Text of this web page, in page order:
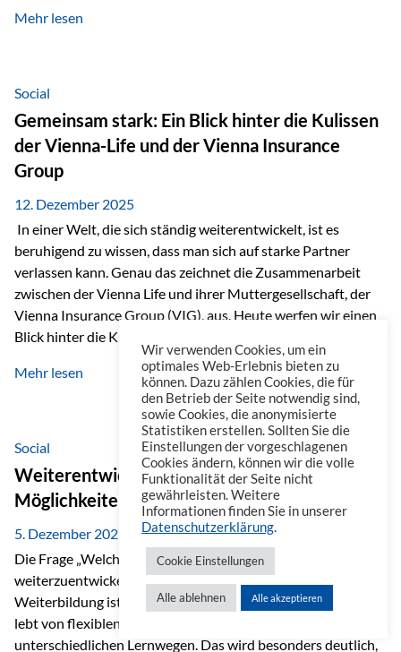
Beispiel verdeutlicht diese Wirkung besonders deutlich.
hinzukommen, spielt nicht nur die Rendite eine Rolle. Auch
steuerliche Effekte haben einen erheblichen Einfluss auf…
Mehr lesen
Social
Gemeinsam stark: Ein Blick hinter die Kulissen
der Vienna-Life und der Vienna Insurance
Group
12. Dezember 2025
In einer Welt, die sich ständig weiterentwickelt, ist es
beruhigend zu wissen, dass man sich auf starke Partner
verlassen kann. Genau das zeichnet die Zusammenarbeit
zwischen der Vienna Life und ihrer Muttergesellschaft, der
Vienna Insurance Group (VIG), aus. Heute werfen wir einen
Blick hinter die Kulissen auf eine Unternehmensgruppe mit
beeindruckender Geschichte, gewachsenem Know-how und
einem stabilen Fundament. Ein starkes Netzwerk in ganz
Europa Die Vienna Insurance Group ist die führende
Versicherungsgruppe in Zentral- und Osteuropa. Mit über
50 Versicherungsgesellschaften in insgesamt 30 Ländern
verbindet sie regionale Stärke mit internationaler
Kompetenz.
Mehr lesen
Social
Weiterentwicklung im Berufsalltag: Welche
Möglichkeiten es gibt
5. Dezember 2025
Die Frage „Welche Möglichkeiten gibt es, sich
weiterzuentwickeln?“ lässt sich heute vielseitig beantworten.
Weiterbildung ist längst kein starrer Prozess mehr, sondern
lebt von flexiblen Formaten, individuellen Bedürfnissen und
unterschiedlichen Lernwegen. Das wird besonders deutlich,
Wir verwenden Cookies, um ein
optimales Web-Erlebnis bieten zu
können. Dazu zählen Cookies, die für
den Betrieb der Seite notwendig sind,
sowie Cookies, die anonymisierte
Statistiken erstellen. Sollten Sie die
Einstellungen der vorgeschlagenen
Cookies ändern, können wir die volle
Funktionalität der Seite nicht
gewährleisten. Weitere
Informationen finden Sie in unserer
Datenschutzerklärung.
Cookie Einstellungen
Alle ablehnen Alle akzeptieren